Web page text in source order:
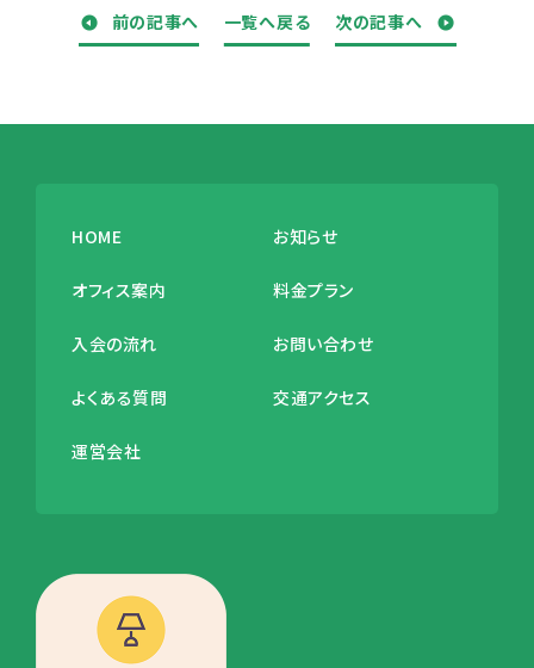
前の記事へ 一覧へ戻る 次の記事へ
HOME お知らせ
オフィス案内 料金プラン
入会の流れ お問い合わせ
よくある質問 交通アクセス
運営会社